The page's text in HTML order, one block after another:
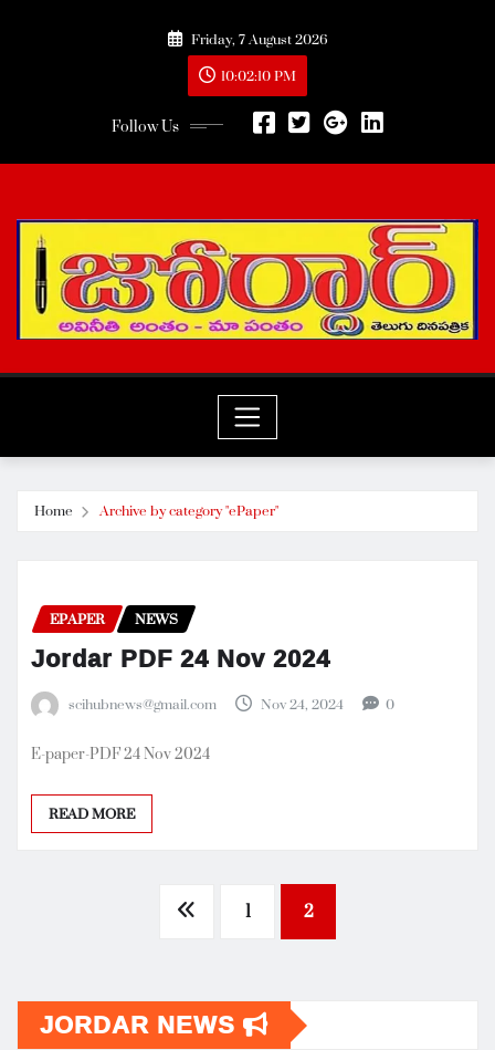
Friday, 7 August 2026
10:02:10 PM
Follow Us
Home Archive by category "ePaper"
EPAPER NEWS
Jordar PDF 24 Nov 2024
scihubnews@gmail.com Nov 24, 2024 0
E-paper-PDF 24 Nov 2024
READ MORE
pagination
1 2
JORDAR NEWS